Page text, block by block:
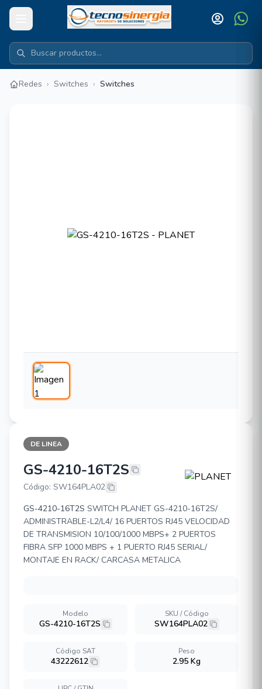
Redes › Switches › Switches
DE LINEA
PLANET GS-4210-16T2S
GS-4210-16T2S
Código: SW164PLA02
GS-4210-16T2S SWITCH PLANET GS-4210-16T2S/
ADMINISTRABLE-L2/L4/ 16 PUERTOS RJ45 VELOCIDAD
DE TRANSMISION 10/100/1000 MBPS+ 2 PUERTOS
FIBRA SFP 1000 MBPS + 1 PUERTO RJ45 SERIAL/
MONTAJE EN RACK/ CARCASA METALICA
Modelo
GS-4210-16T2S
SKU / Código
SW164PLA02
Código SAT
43222612
Peso
2.95 Kg